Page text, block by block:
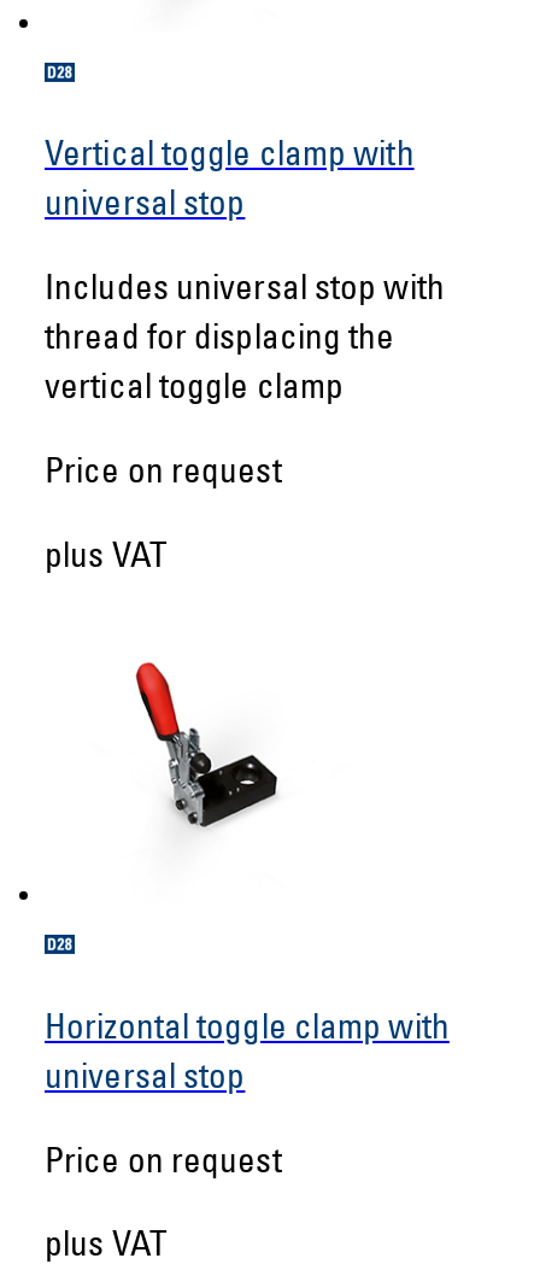
Vertical toggle clamp with
universal stop
Includes universal stop with
thread for displacing the
vertical toggle clamp
Price on request
plus VAT
Horizontal toggle clamp with
universal stop
Price on request
plus VAT